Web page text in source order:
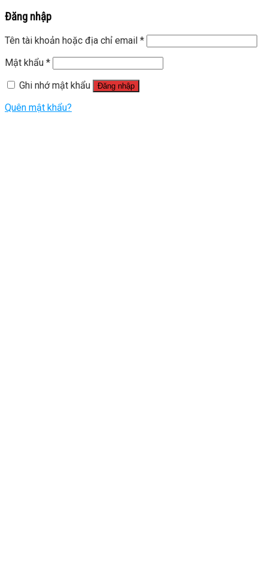
Đăng nhập
Tên tài khoản hoặc địa chỉ email *
Mật khẩu *
Ghi nhớ mật khẩu
Đăng nhập
Quên mật khẩu?